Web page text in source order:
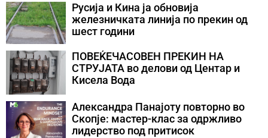
Русија и Кина ја обновија
железничката линија по прекин од
шест години
ПОВЕЌЕЧАСОВЕН ПРЕКИН НА
СТРУЈАТА во делови од Центар и
Кисела Вода
Александра Панајоту повторно во
Скопје: мастер-клас за одржливо
лидерство под притисок